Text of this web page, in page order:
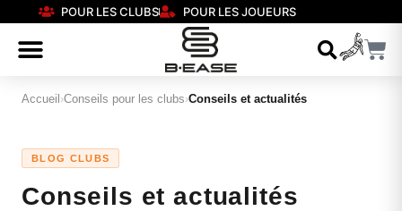
POUR LES CLUBS POUR LES JOUEURS
Accueil ›Conseils pour les clubs›Conseils et actualités
BLOG CLUBS
Conseils et actualités